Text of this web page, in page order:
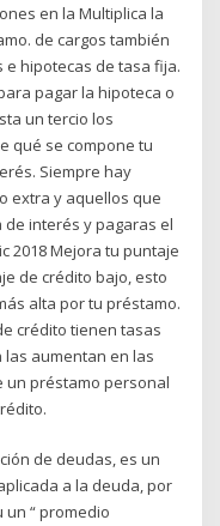
en la Multiplica la
de cargos también
hipotecas de tasa fija.
pagar la hipoteca o
un tercio los
qué se compone tu
Siempre hay
extra y aquellos que
interés y pagaras el
2018 Mejora tu puntaje
de crédito bajo, esto
alta por tu préstamo.
crédito tienen tasas
aumentan en las
un préstamo personal
de deudas, es un
a la deuda, por
“ promedio